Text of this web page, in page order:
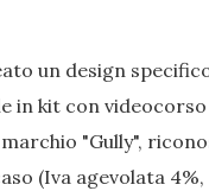
un design
in kit con
"Gully",
(Iva agevolata